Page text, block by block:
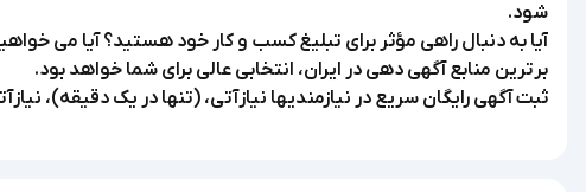
شود.
آیا به دنبال راهی مؤثر برای تبلیغ کسب و کار خود هستید؟ آیا می
برترین منابع آگهی دهی در ایران، انتخابی عالی برای شما خواهد بود.
ثبت آگهی رایگان سریع در نیازمندیها نیازآتی، (تنها در یک دقیقه)،